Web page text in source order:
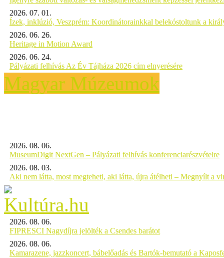
2026. 07. 01.
Ízek, inklúzió, Veszprém: Koordinátorainkkal belekóstoltunk a
2026. 06. 26.
Heritage in Motion Award
2026. 06. 24.
Pályázati felhívás Az Év Tájháza 2026 cím elnyerésére
Magyar Múzeumok
2026. 08. 06.
MuseumDigit NextGen – Pályázati felhívás konferenciarészvételre
2026. 08. 03.
Aki nem látta, most megteheti, aki látta, újra átélheti – Megnyílt a
2026. 08. 06.
FIPRESCI Nagydíjra jelölték a Csendes barátot
2026. 08. 06.
Kamarazene, jazzkoncert, bábelőadás és Bartók-bemutató a